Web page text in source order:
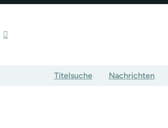
Titelsuche Nachrichten